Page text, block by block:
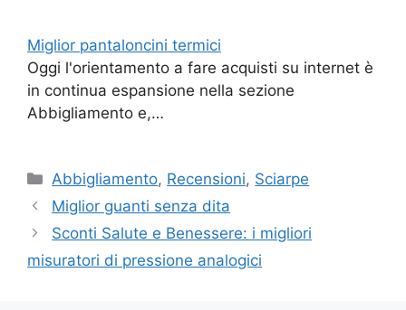
Miglior pantaloncini termici
Oggi l'orientamento a fare acquisti su internet è
in continua espansione nella sezione
Abbigliamento e,…
Categorie
Abbigliamento, Recensioni, Sciarpe
Miglior guanti senza dita
Sconti Salute e Benessere: i migliori
misuratori di pressione analogici